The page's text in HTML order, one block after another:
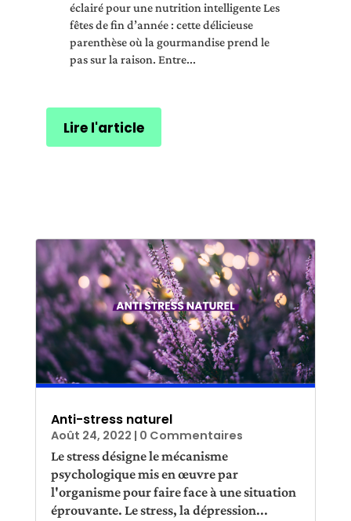
éclairé pour une nutrition intelligente Les
fêtes de fin d’année : cette délicieuse
parenthèse où la gourmandise prend le
pas sur la raison. Entre...
Lire l'article
Anti-stress naturel
Août 24, 2022 | 0 Commentaires
Le stress désigne le mécanisme
psychologique mis en œuvre par
l'organisme pour faire face à une situation
éprouvante. Le stress, la dépression...